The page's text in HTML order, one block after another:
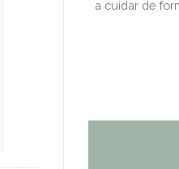
a cuidar de